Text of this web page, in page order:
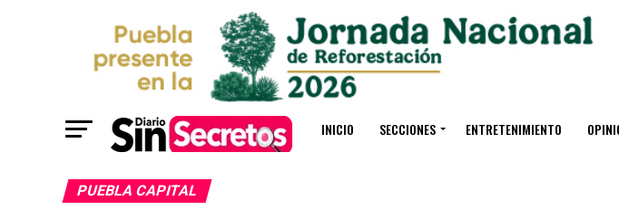
INICIO SECCIONES ENTRETENIMIENTO
PUEBLA CAPITAL